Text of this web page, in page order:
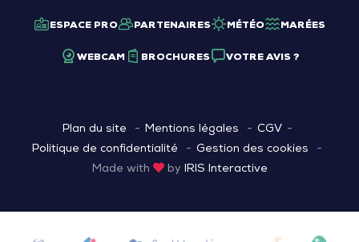
ESPACE PRO PARTENAIRES MÉTÉO MARÉES
WEBCAM BROCHURES VOTRE AVIS ?
Plan du site Mentions légales
CGV
Politique de confidentialité
Gestion des cookies
Made with
by IRIS Interactive